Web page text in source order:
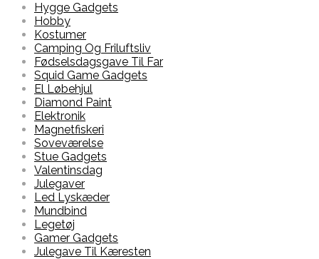
Hygge Gadgets
Hobby
Kostumer
Camping Og Friluftsliv
Fødselsdagsgave Til Far
Squid Game Gadgets
El Løbehjul
Diamond Paint
Elektronik
Magnetfiskeri
Soveværelse
Stue Gadgets
Valentinsdag
Julegaver
Led Lyskæder
Mundbind
Legetøj
Gamer Gadgets
Julegave Til Kæresten